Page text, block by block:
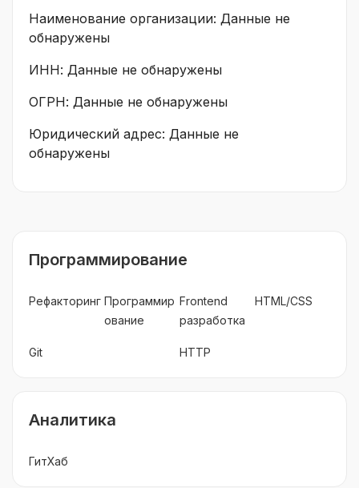
Наименование организации: Данные не
обнаружены
ИНН: Данные не обнаружены
ОГРН: Данные не обнаружены
Юридический адрес: Данные не
обнаружены
Программирование
Рефакторинг Программир
ование
Frontend
разработка
HTML/CSS
Git HTTP
Аналитика
ГитХаб